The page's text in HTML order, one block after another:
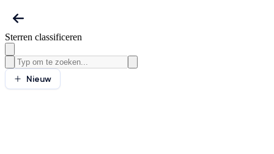
Sterren classificeren
Nieuw